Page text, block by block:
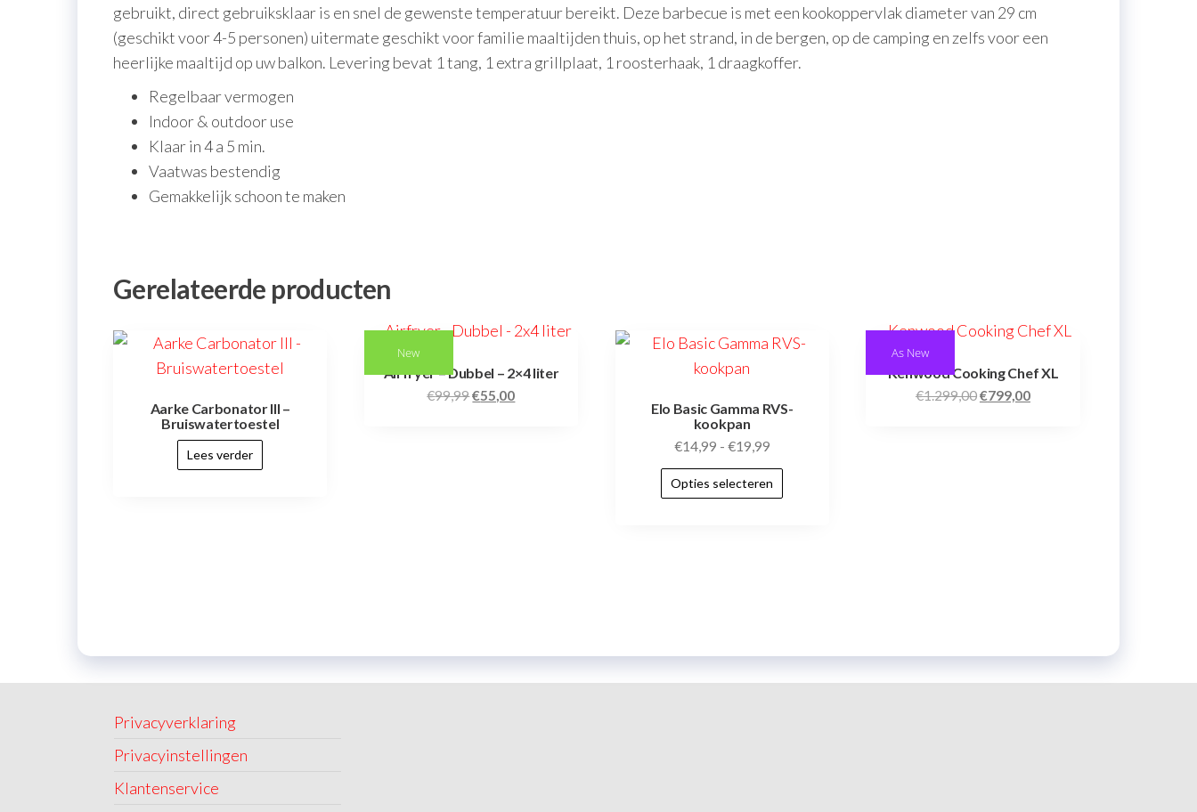
gebruikt, direct gebruiksklaar is en snel de gewenste temperatuur bereikt. Deze barbecue is met een kookoppervlak diameter van 29 cm
(geschikt voor 4-5 personen) uitermate geschikt voor familie maaltijden thuis, op het strand, in de bergen, op de camping en zelfs voor een
heerlijke maaltijd op uw balkon. Levering bevat 1 tang, 1 extra grillplaat, 1 roosterhaak, 1 draagkoffer.
Regelbaar vermogen
Indoor & outdoor use
Klaar in 4 a 5 min.
Vaatwas bestendig
Gemakkelijk schoon te maken
Gerelateerde producten
Aarke Carbonator III –
Bruiswatertoestel
Lees verder
New
Airfryer – Dubbel – 2×4 liter
€99,99€55,00
Elo Basic Gamma RVS-
kookpan
€14,99 - €19,99
Opties selecteren
As New
Kenwood Cooking Chef XL
€1.299,00€799,00
Privacyverklaring
Privacyinstellingen
Klantenservice